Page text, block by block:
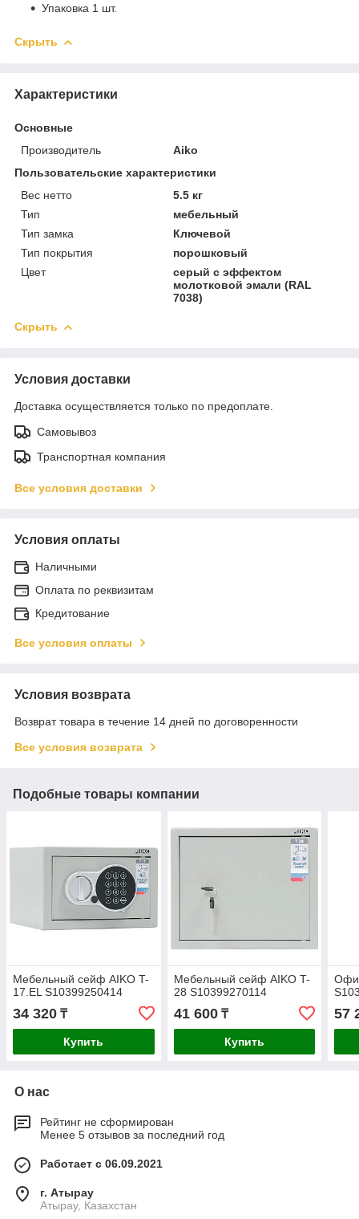
Упаковка 1 шт.
Скрыть
Характеристики
Основные
Производитель
Aiko
Пользовательские характеристики
Вес нетто
5.5 кг
Тип
мебельный
Тип замка
Ключевой
Тип покрытия
порошковый
Цвет
серый с эффектом
молотковой эмали (RAL
7038)
Скрыть
Условия доставки
Доставка осуществляется только по предоплате.
Самовывоз
Транспортная компания
Все условия доставки
Условия оплаты
Наличными
Оплата по реквизитам
Кредитование
Все условия оплаты
Условия возврата
Возврат товара в течение 14 дней по договоренности
Все условия возврата
Подобные товары компании
Мебельный сейф AIKO T-
17.EL S10399250414
34 320 ₸
Купить
Мебельный сейф AIKO T-
28 S10399270114
41 600₸
Купить
57
О нас
Рейтинг не сформирован
Менее 5 отзывов за последний год
Работает с 06.09.2021
г. Атырау
Атырау, Казахстан